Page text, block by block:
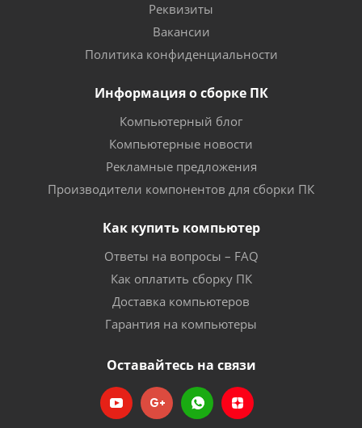
Реквизиты
Вакансии
Политика конфиденциальности
Информация о сборке ПК
Компьютерный блог
Компьютерные новости
Рекламные предложения
Производители компонентов для сборки ПК
Как купить компьютер
Ответы на вопросы – FAQ
Как оплатить сборку ПК
Доставка компьютеров
Гарантия на компьютеры
Оставайтесь на связи